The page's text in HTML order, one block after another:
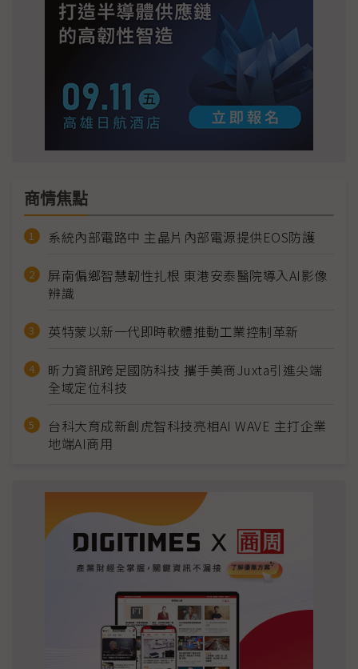
商情焦點
系統內部電路中 主晶片內部電源提供EOS防護
屏南偏鄉智慧韌性扎根 東港安泰醫院導入AI影像
辨識
英特蒙以新一代即時軟體推動工業控制革新
昕力資訊跨足國防科技 攜手美商Juxta引進尖端
全域定位科技
台科大育成新創虎智科技亮相AI WAVE 主打企業
地端AI商用